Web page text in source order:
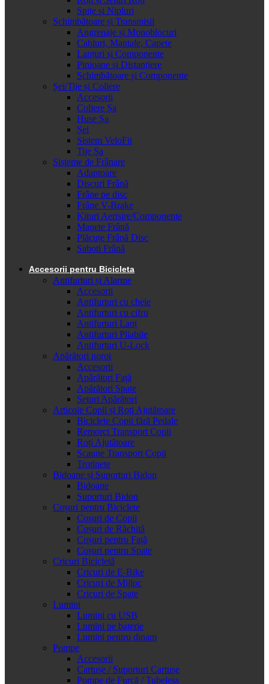
Spițe și Nipluri
Schimbătoare și Transmisii
Angrenaje și Monoblocuri
Cabluri, Mantale, Capete
Lanțuri și Componente
Pinioane și Distanțiere
Schimbătoare și Componente
Șei/Tije și Coliere
Accesorii
Coliere Șa
Huse Șa
Șei
Sistem VeloFit
Tije Șa
Sisteme de Frânare
Adaptoare
Discuri Frână
Frâne pe disc
Frâne V-Brake
Kituri Aerisire/Componente
Manete Frână
Plăcuțe Frână Disc
Saboti Frână
Accesorii pentru Bicicleta
Antifurturi și Alarme
Accesorii
Antifurturi cu cheie
Antifurturi cu cifru
Antifurturi Lanț
Antifurturi Pliabile
Antifurturi U-Lock
Apărători noroi
Accesorii
Apărători Față
Apărători Spate
Seturi Apărători
Articole Copii și Roți Ajutătoare
Biciclete Copii fără Pedale
Remorci Transport Copii
Roți Ajutătoare
Scaune Transport Copii
Trotinete
Bidoane și Suporturi Bidon
Bidoane
Suporturi Bidon
Coșuri pentru Biciclete
Cosuri de Copii
Coșuri de Răchită
Coșuri pentru Față
Coșuri pentru Spate
Cricuri Bicicletă
Cricuri de E-Bike
Cricuri de Mijloc
Cricuri de Spate
Lumini
Lumini cu USB
Lumini pe baterie
Lumini pentru dinam
Pompe
Accesorii
Cartușe / Suporturi Cartușe
Pompe de Furcă / Tubeless